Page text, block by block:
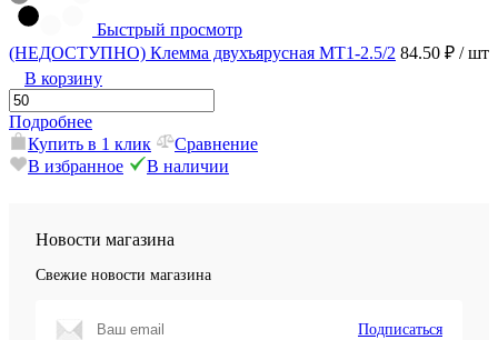
Быстрый просмотр
(НЕДОСТУПНО) Клемма двухъярусная MT1-2.5/2 84.50 ₽ / шт
В корзину
Подробнее
Купить в 1 клик
Сравнение
В избранное
В наличии
Новости магазина
Свежие новости магазина
Подписаться